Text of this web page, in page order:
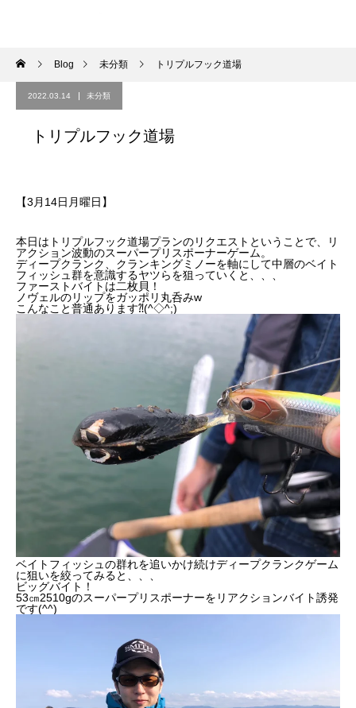
Blog 未分類 トリプルフック道場
2022.03.14 未分類
トリプルフック道場
【3月14日月曜日】
本日はトリプルフック道場プランのリクエストということで、リ
アクション波動のスーパープリスポーナーゲーム。
ディープクランク、クランキングミノーを軸にして中層のベイト
フィッシュ群を意識するヤツらを狙っていくと、、、
ファーストバイトは二枚貝！
ノヴェルのリップをガッポリ丸呑みw
こんなこと普通あります⁈(^◇^;)
ベイトフィッシュの群れを追いかけ続けディープクランクゲーム
に狙いを絞ってみると、、、
ビッグバイト！
53㎝2510gのスーパープリスポーナーをリアクションバイト誘発
です(^^)